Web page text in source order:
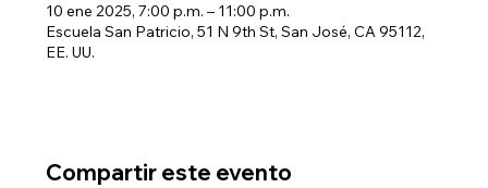
10 ene 2025, 7:00 p.m. – 11:00 p.m.
Escuela San Patricio, 51 N 9th St, San José, CA 95112,
EE. UU.
Compartir este evento